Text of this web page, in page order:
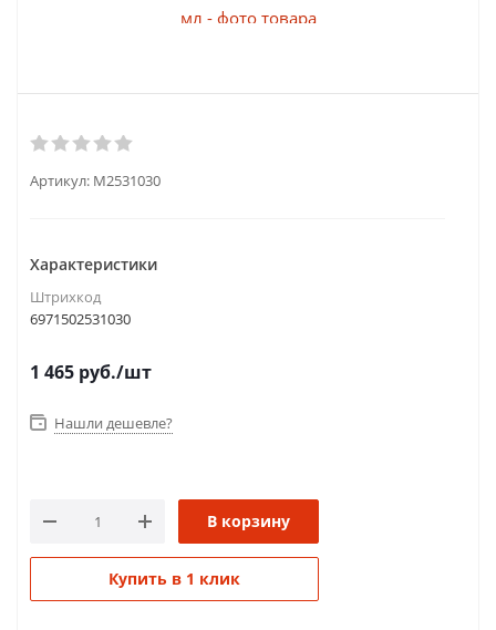
Артикул: M2531030
Характеристики
Штрихкод
6971502531030
1 465 руб./шт
Нашли дешевле?
В корзину
Купить в 1 клик